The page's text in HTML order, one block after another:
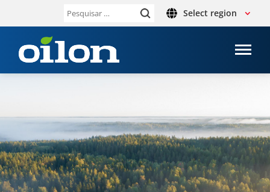
Pesquisar Select region